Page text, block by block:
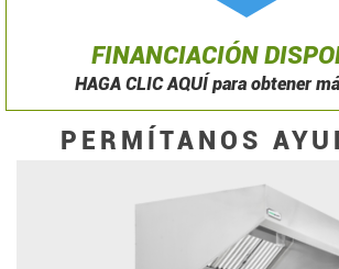
FINANCIACIÓN
HAGA CLIC AQUÍ para obtener
PERMÍTANOS